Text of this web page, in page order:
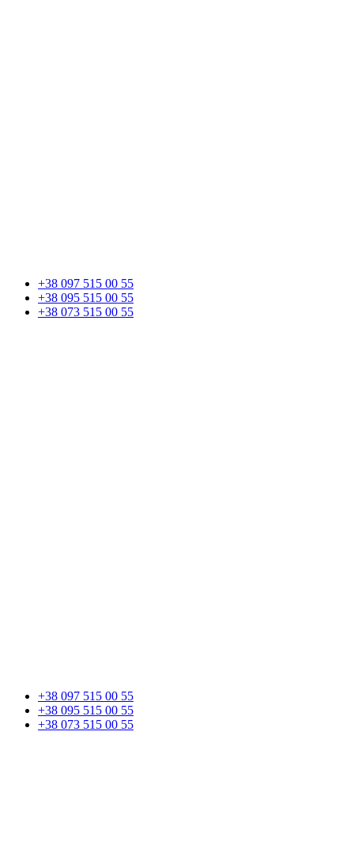
+38 097 515 00 55
+38 095 515 00 55
+38 073 515 00 55
+38 097 515 00 55
+38 095 515 00 55
+38 073 515 00 55